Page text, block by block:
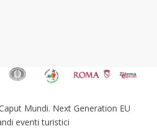
Mundi. Next Generation EU
eventi turistici